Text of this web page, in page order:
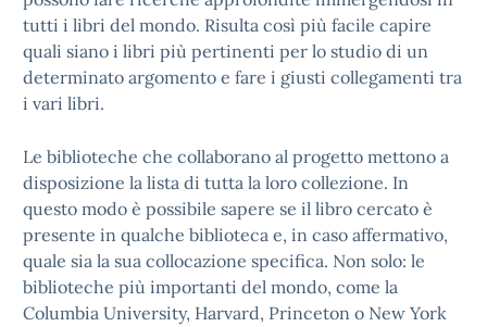
tutti i libri del mondo. Risulta così più facile capire
quali siano i libri più pertinenti per lo studio di un
determinato argomento e fare i giusti collegamenti tra
i vari libri.
Le biblioteche che collaborano al progetto mettono a
disposizione la lista di tutta la loro collezione. In
questo modo è possibile sapere se il libro cercato è
presente in qualche biblioteca e, in caso affermativo,
quale sia la sua collocazione specifica. Non solo: le
biblioteche più importanti del mondo, come la
Columbia University, Harvard, Princeton o New York